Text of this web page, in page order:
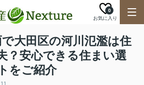
お気に入り
0
大田区の河川氾濫は住
？安心できる住まい選
をご紹介